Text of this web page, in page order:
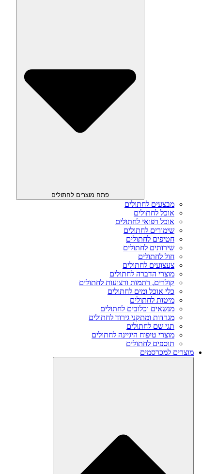
פתח מוצרים לחתולים
מבצעים לחתולים
אוכל לחתולים
אוכל רפואי לחתולים
שימורים לחתולים
חטיפים לחתולים
שירותים לחתולים
חול לחתולים
צעצועים לחתולים
מוצרי הדברה לחתולים
קולרים, רתמות ורצועות לחתולים
כלי אוכל ומים לחתולים
מיטות לחתולים
מנשאים וכלובים לחתולים
מגרדות ומתקני גירוד לחתולים
תגי שם לחתולים
מוצרי טיפוח היגיינה לחתולים
תוספים לחתולים
מוצרים למכרסמים